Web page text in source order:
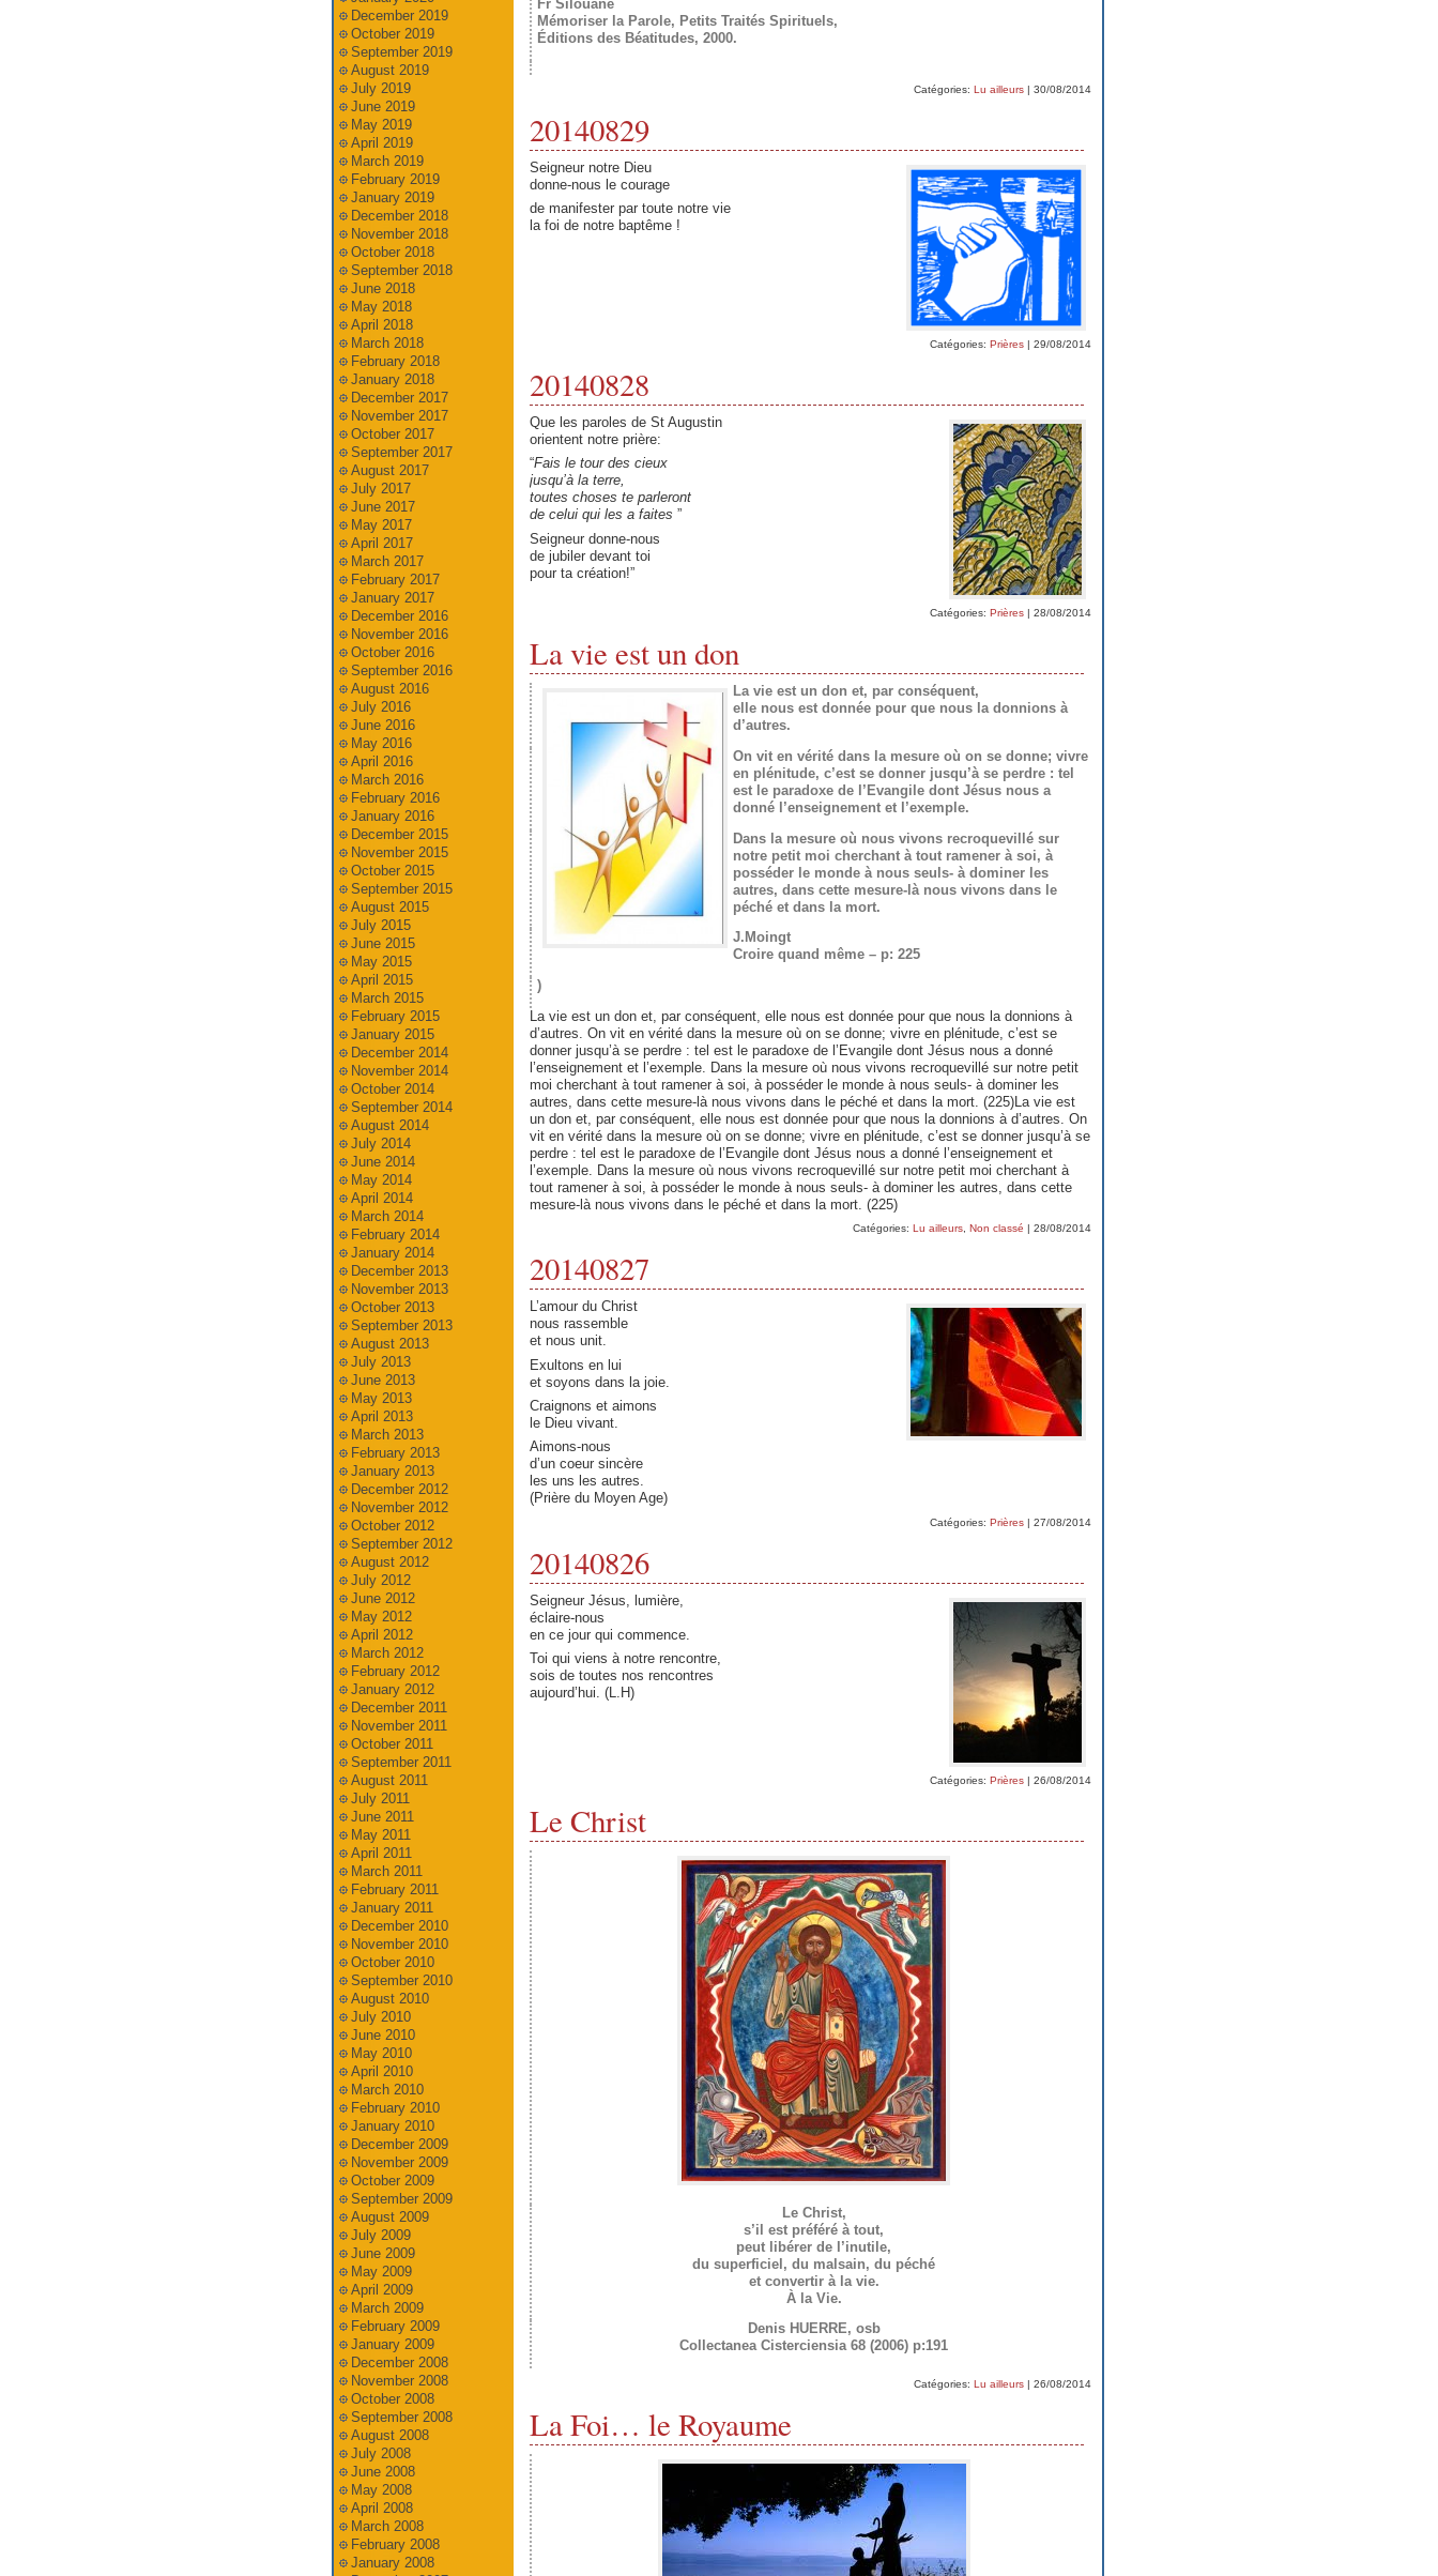
Fr Silouane
Mémoriser la Parole, Petits Traités Spirituels,
Éditions des Béatitudes, 2000.
Catégories: Lu ailleurs| 30/08/2014
20140829
Seigneur notre Dieu
donne-nous le courage
de manifester par toute notre vie
la foi de notre baptême !
Catégories: Prières| 29/08/2014
20140828
Que les paroles de St Augustin
orientent notre prière:
“Fais le tour des cieux
jusqu’à la terre,
toutes choses te parleront
de celui qui les a faites ”
Seigneur donne-nous
de jubiler devant toi
pour ta création!”
Catégories: Prières| 28/08/2014
La vie est un don
La vie est un don et, par conséquent,
elle nous est donnée pour que nous la donnions à
d’autres.
On vit en vérité dans la mesure où on se donne; vivre
en plénitude, c’est se donner jusqu’à se perdre : tel
est le paradoxe de l’Evangile dont Jésus nous a
donné l’enseignement et l’exemple.
Dans la mesure où nous vivons recroquevillé sur
notre petit moi cherchant à tout ramener à soi, à
posséder le monde à nous seuls- à dominer les
autres, dans cette mesure-là nous vivons dans le
péché et dans la mort.
J.Moingt
Croire quand même – p: 225
)
La vie est un don et, par conséquent, elle nous est donnée pour que nous la donnions à
d’autres. On vit en vérité dans la mesure où on se donne; vivre en plénitude, c’est se
donner jusqu’à se perdre : tel est le paradoxe de l’Evangile dont Jésus nous a donné
l’enseignement et l’exemple. Dans la mesure où nous vivons recroquevillé sur notre petit
moi cherchant à tout ramener à soi, à posséder le monde à nous seuls- à dominer les
autres, dans cette mesure-là nous vivons dans le péché et dans la mort. (225)La vie est
un don et, par conséquent, elle nous est donnée pour que nous la donnions à d’autres. On
vit en vérité dans la mesure où on se donne; vivre en plénitude, c’est se donner jusqu’à se
perdre : tel est le paradoxe de l’Evangile dont Jésus nous a donné l’enseignement et
l’exemple. Dans la mesure où nous vivons recroquevillé sur notre petit moi cherchant à
tout ramener à soi, à posséder le monde à nous seuls- à dominer les autres, dans cette
mesure-là nous vivons dans le péché et dans la mort. (225)
Catégories: Lu ailleurs, Non classé | 28/08/2014
20140827
L’amour du Christ
nous rassemble
et nous unit.
Exultons en lui
et soyons dans la joie.
Craignons et aimons
le Dieu vivant.
Aimons-nous
d’un coeur sincère
les uns les autres.
(Prière du Moyen Age)
Catégories: Prières| 27/08/2014
20140826
Seigneur Jésus, lumière,
éclaire-nous
en ce jour qui commence.
Toi qui viens à notre rencontre,
sois de toutes nos rencontres
aujourd’hui. (L.H)
Catégories: Prières| 26/08/2014
Le Christ
Le Christ,
s’il est préféré à tout,
peut libérer de l’inutile,
du superficiel, du malsain, du péché
et convertir à la vie.
À la Vie.
Denis HUERRE, osb
Collectanea Cisterciensia 68 (2006) p:191
Catégories: Lu ailleurs| 26/08/2014
La Foi… le Royaume
December 2019
October 2019
September 2019
August 2019
July 2019
June 2019
May 2019
April 2019
March 2019
February 2019
January 2019
December 2018
November 2018
October 2018
September 2018
June 2018
May 2018
April 2018
March 2018
February 2018
January 2018
December 2017
November 2017
October 2017
September 2017
August 2017
July 2017
June 2017
May 2017
April 2017
March 2017
February 2017
January 2017
December 2016
November 2016
October 2016
September 2016
August 2016
July 2016
June 2016
May 2016
April 2016
March 2016
February 2016
January 2016
December 2015
November 2015
October 2015
September 2015
August 2015
July 2015
June 2015
May 2015
April 2015
March 2015
February 2015
January 2015
December 2014
November 2014
October 2014
September 2014
August 2014
July 2014
June 2014
May 2014
April 2014
March 2014
February 2014
January 2014
December 2013
November 2013
October 2013
September 2013
August 2013
July 2013
June 2013
May 2013
April 2013
March 2013
February 2013
January 2013
December 2012
November 2012
October 2012
September 2012
August 2012
July 2012
June 2012
May 2012
April 2012
March 2012
February 2012
January 2012
December 2011
November 2011
October 2011
September 2011
August 2011
July 2011
June 2011
May 2011
April 2011
March 2011
February 2011
January 2011
December 2010
November 2010
October 2010
September 2010
August 2010
July 2010
June 2010
May 2010
April 2010
March 2010
February 2010
January 2010
December 2009
November 2009
October 2009
September 2009
August 2009
July 2009
June 2009
May 2009
April 2009
March 2009
February 2009
January 2009
December 2008
November 2008
October 2008
September 2008
August 2008
July 2008
June 2008
May 2008
April 2008
March 2008
February 2008
January 2008